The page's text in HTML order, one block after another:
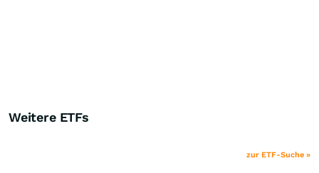
Weitere ETFs
zur ETF-Suche »